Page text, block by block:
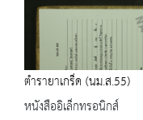
ตำรายาเกร็ด (นม.ส.55)
หนังสืออิเล็กทรอนิกส์